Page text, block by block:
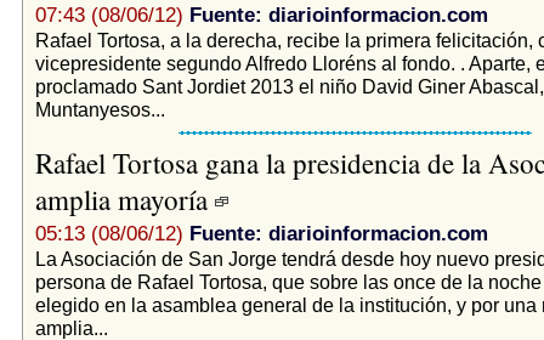
07:43 (08/06/12) Fuente: diarioinformacion.com
Rafael Tortosa, a la derecha, recibe la primera felicitación,
vicepresidente segundo Alfredo Lloréns al fondo. . Aparte,
proclamado Sant Jordiet 2013 el niño David Giner
Muntanyesos...
Rafael Tortosa gana la presidencia de la
amplia mayoría
05:13 (08/06/12) Fuente: diarioinformacion.com
La Asociación de San Jorge tendrá desde hoy nuevo
persona de Rafael Tortosa, que sobre las once de la
elegido en la asamblea general de la institución, y por una
amplia...